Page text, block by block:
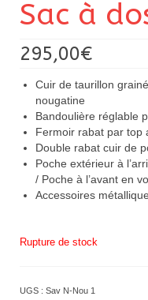
Sac à
295,00€
Cuir de taurillon
nougatine
Bandoulière réglable
Fermoir rabat par top
Double rabat cuir de
Poche extérieur à
/ Poche à l’avant en
Accessoires
Rupture de stock
UGS : Sav N-Nou 1